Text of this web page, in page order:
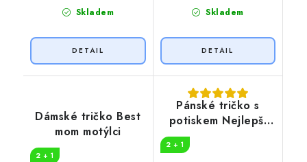
Skladem Skladem
Dámské tričko Best
mom motýlci
2 + 1
Pánské tričko s
potiskem Nejlepší
tatínek na světě
2 + 1